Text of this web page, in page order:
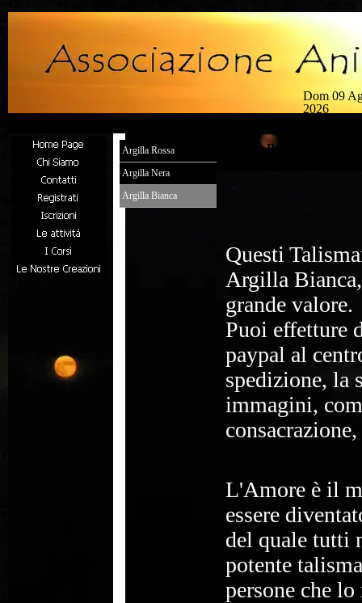
Dom 09
2026
Argilla Rossa
Argilla Nera
Argilla Bianca
Argilla Bianca
Questi
Argilla
grande valore.
Puoi effetture
paypal al
spedizione, la
immagini,
L'Amore è il
essere
del quale tutti
potente
persone che